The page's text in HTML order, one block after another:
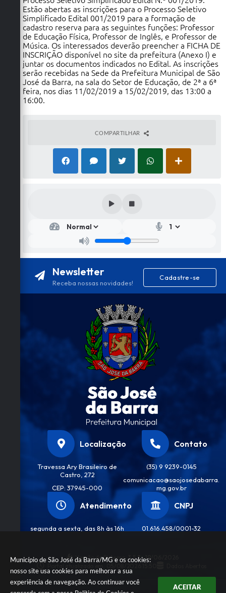
Município de São José da Barra/MG e os cookies:
nosso site usa cookies para melhorar a sua
experiência de navegação. Ao continuar você
ACEITAR
Estão abertas as inscrições para o Processo Seletivo
Simplificado Edital 001/2019 para a formação de
cadastro reserva para as seguintes funções: Professor
de Educação Física, Professor de Inglês, e Professor de
Música. Os interessados deverão preencher a FICHA DE
INSCRIÇÃO disponível no site da prefeitura (Anexo I) e
juntar os documentos indicados no Edital. As inscrições
serão recebidas na Sede da Prefeitura Municipal de São
José da Barra, na sala do Setor de Educação, de 2ª a 6ª
feira, nos dias 11/02/2019 a 15/02/2019, das 13:00 a
16:00.
COMPARTILHAR
Newsletter
Receba nossas novidades!
Cadastre-se
Localização
Travessa Ary Brasileiro de
Castro, 272
CEP: 37945-000
Contato
(35) 9 9239-0145
comunicacao@saojosedabarra.
mg.gov.br
Atendimento
segunda a sexta, das 8h às 16h
CNPJ
01.616.458/0001-32
Versão do Sistema: 3.5.3 - 19/06/2026